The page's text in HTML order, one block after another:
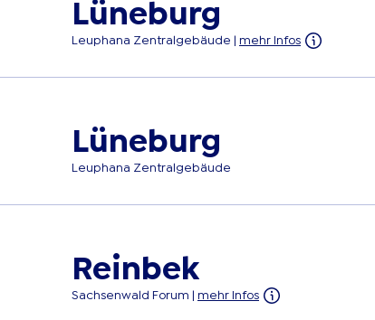
Lüneburg
Leuphana Zentralgebäude mehr Infos
Lüneburg
Leuphana Zentralgebäude
Reinbek
Sachsenwald Forum mehr Infos